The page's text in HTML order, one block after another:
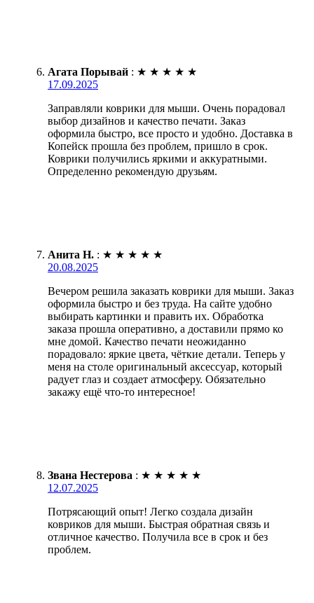
Агата Порывай : ★ ★ ★ ★ ★
17.09.2025
Заправляли коврики для мыши. Очень порадовал
выбор дизайнов и качество печати. Заказ
оформила быстро, все просто и удобно. Доставка в
Копейск прошла без проблем, пришло в срок.
Коврики получились яркими и аккуратными.
Определенно рекомендую друзьям.
Анита Н. : ★ ★ ★ ★ ★
20.08.2025
Вечером решила заказать коврики для мыши. Заказ
оформила быстро и без труда. На сайте удобно
выбирать картинки и править их. Обработка
заказа прошла оперативно, а доставили прямо ко
мне домой. Качество печати неожиданно
порадовало: яркие цвета, чёткие детали. Теперь у
меня на столе оригинальный аксессуар, который
радует глаз и создает атмосферу. Обязательно
закажу ещё что-то интересное!
Звана Нестерова : ★ ★ ★ ★ ★
12.07.2025
Потрясающий опыт! Легко создала дизайн
ковриков для мыши. Быстрая обратная связь и
отличное качество. Получила все в срок и без
проблем.